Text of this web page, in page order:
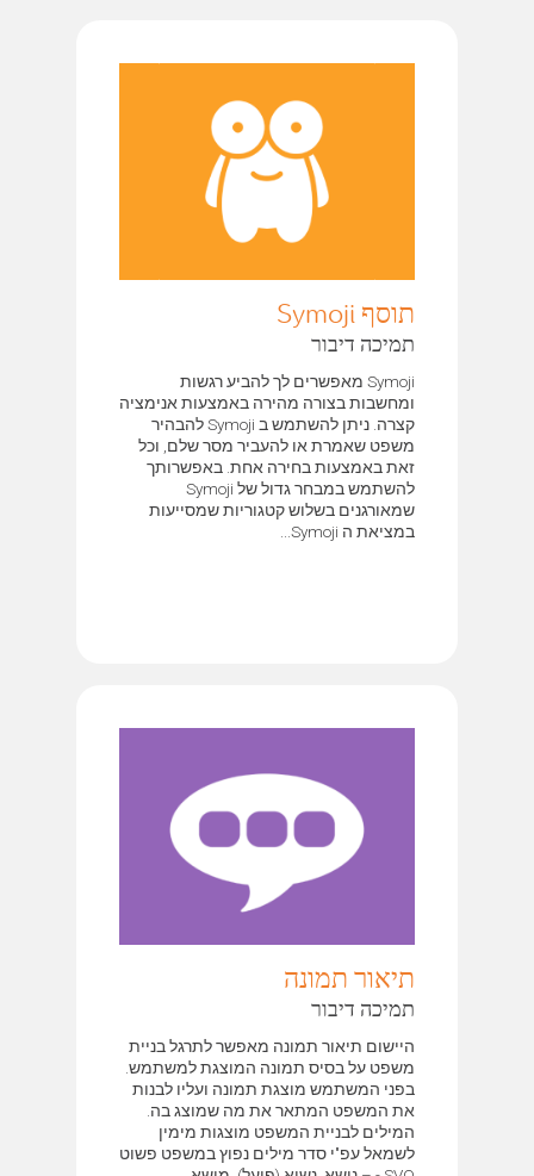
תוסף Symoji
תמיכה דיבור
Symoji מאפשרים לך להביע רגשות
ומחשבות בצורה מהירה באמצעות אנימציה
קצרה. ניתן להשתמש ב Symoji להבהיר
משפט שאמרת או להעביר מסר שלם, וכל
זאת באמצעות בחירה אחת. באפשרותך
להשתמש במבחר גדול של Symoji
שמאורגנים בשלוש קטגוריות שמסייעות
במציאת ה Symoji...
תיאור תמונה
תמיכה דיבור
היישום תיאור תמונה מאפשר לתרגל בניית
משפט על בסיס תמונה המוצגת למשתמש.
בפני המשתמש מוצגת תמונה ועליו לבנות
את המשפט המתאר את מה שמוצג בה.
המילים לבניית המשפט מוצגות מימין
לשמאל עפ"י סדר מילים נפוץ במשפט פשוט